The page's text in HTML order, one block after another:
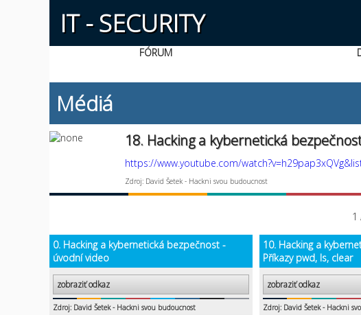
IT - SECURITY
FÓRUM
Médiá
18. Hacking a kybernetická
https://www.youtube.com/
Zdroj: David Šetek - Hackni svou budoucnost
1
0. Hacking a kybernetická bezpečnost -
úvodní video
zobraziť odkaz
Zdroj: David Šetek - Hackni svou budoucnost
10. Hacking a
Příkazy pwd, ls, clear
zobraziť odkaz
Zdroj: David Šetek - Hackni